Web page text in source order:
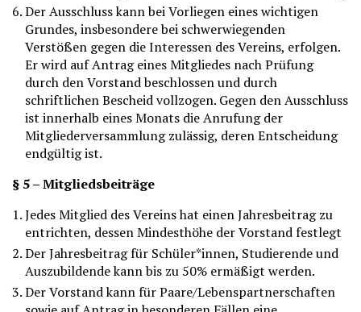
Der Ausschluss kann bei Vorliegen eines wichtigen
Grundes, insbesondere bei schwerwiegenden
Verstößen gegen die Interessen des Vereins, erfolgen.
Er wird auf Antrag eines Mitgliedes nach Prüfung
durch den Vorstand beschlossen und durch
schriftlichen Bescheid vollzogen. Gegen den Ausschluss
ist innerhalb eines Monats die Anrufung der
Mitgliederversammlung zulässig, deren Entscheidung
endgültig ist.
§ 5 – Mitgliedsbeiträge
Jedes Mitglied des Vereins hat einen Jahresbeitrag zu
entrichten, dessen Mindesthöhe der Vorstand festlegt
Der Jahresbeitrag für Schüler*innen, Studierende und
Auszubildende kann bis zu 50% ermäßigt werden.
Der Vorstand kann für Paare/Lebenspartnerschaften